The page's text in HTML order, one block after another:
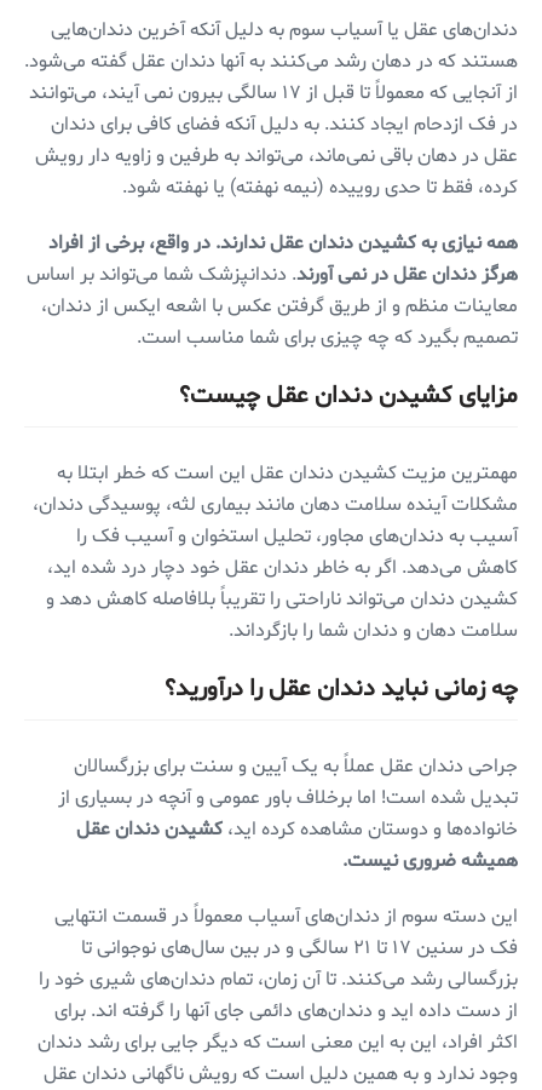
دندان‌های عقل یا آسیاب سوم به دلیل آنکه آخرین دندان‌هایی
هستند که در دهان رشد می‌کنند به آنها دندان عقل گفته می‌شود.
از آنجایی که معمولاً تا قبل از ۱۷ سالگی بیرون نمی آیند، می‌توانند
در فک ازدحام ایجاد کنند. به دلیل آنکه فضای کافی برای دندان
عقل در دهان باقی نمی‌ماند، می‌تواند به طرفین و زاویه دار رویش
کرده، فقط تا حدی روییده (نیمه نهفته) یا نهفته شود.
همه نیازی به کشیدن دندان عقل ندارند. در واقع، برخی از افراد
هرگز دندان عقل در نمی آورند. دندانپزشک شما می‌تواند بر اساس
معاینات منظم و از طریق گرفتن عکس با اشعه ایکس از دندان،
تصمیم بگیرد که چه چیزی برای شما مناسب است.
مزایای کشیدن دندان عقل چیست؟
مهمترین مزیت کشیدن دندان عقل این است که خطر ابتلا به
مشکلات آینده سلامت دهان مانند بیماری لثه، پوسیدگی دندان،
آسیب به دندان‌های مجاور، تحلیل استخوان و آسیب فک را
کاهش می‌دهد. اگر به خاطر دندان عقل خود دچار درد شده اید،
کشیدن دندان می‌تواند ناراحتی را تقریباً بلافاصله کاهش دهد و
سلامت دهان و دندان شما را باز‌گرداند.
چه زمانی نباید دندان عقل را درآورید؟
جراحی دندان عقل عملاً به یک آیین و سنت برای بزرگسالان
تبدیل شده است! اما برخلاف باور عمومی و آنچه در بسیاری از
خانواده‌ها و دوستان مشاهده کرده اید، کشیدن دندان عقل
همیشه ضروری نیست.
این دسته سوم از دندان‌های آسیاب معمولاً در قسمت انتهایی
فک در سنین ۱۷ تا ۲۱ سالگی و در بین سال‌های نوجوانی تا
بزرگسالی رشد می‌کنند. تا آن زمان، تمام دندان‌های شیری خود را
از دست داده اید و دندان‌های دائمی جای آنها را گرفته اند. برای
اکثر افراد، این به این معنی است که دیگر جایی برای رشد دندان
وجود ندارد و به همین دلیل است که رویش ناگهانی دندان عقل